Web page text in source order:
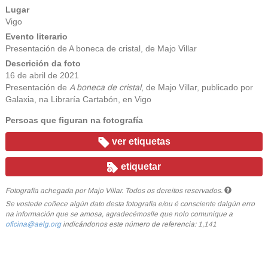
Lugar
Vigo
Evento literario
Presentación de A boneca de cristal, de Majo Villar
Descrición da foto
16 de abril de 2021
Presentación de A boneca de cristal, de Majo Villar, publicado por
Galaxia, na Libraría Cartabón, en Vigo
Persoas que figuran na fotografía
ver etiquetas
etiquetar
Fotografía achegada por Majo Villar. Todos os dereitos reservados.
Se vostede coñece algún dato desta fotografía e/ou é consciente dalgún erro
na información que se amosa, agradecémoslle que nolo comunique a
oficina@aelg.orgindicándonos este número de referencia: 1,141